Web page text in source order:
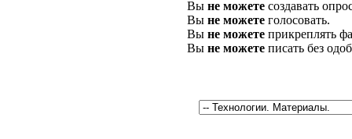
Вы не можете создавать
Вы не можете голосовать.
Вы не можете прикреплять
Вы не можете писать без